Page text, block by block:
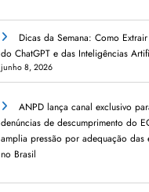
Dicas da Semana: Como
do ChatGPT e das Inteligências
junho 8, 2026
ANPD lança canal exclusivo
denúncias de descumprimento do
amplia pressão por adequação das
no Brasil